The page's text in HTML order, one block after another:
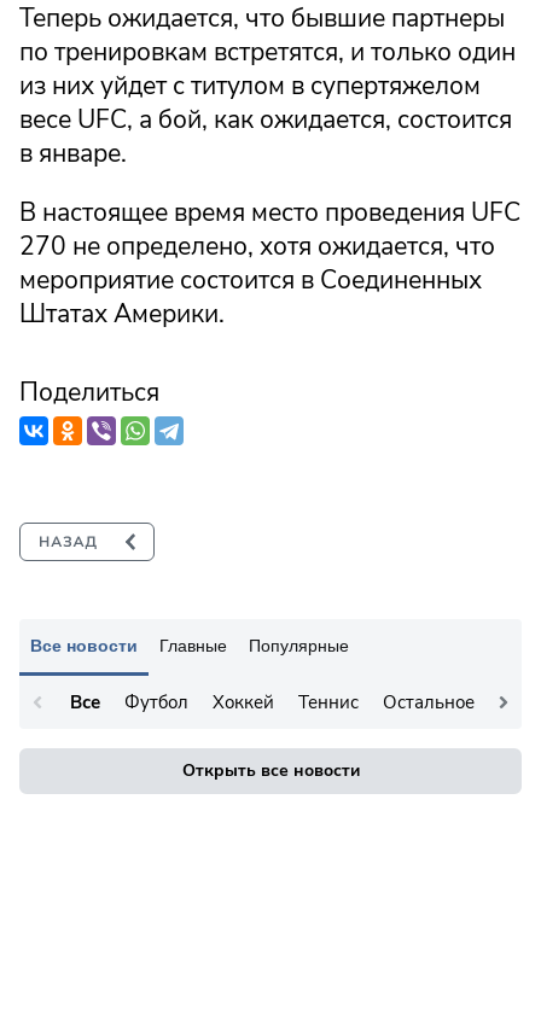
Все новости Главные Популярные
Все Футбол Хоккей Теннис Остальное
Открыть все новости
Теперь ожидается, что бывшие партнеры
по тренировкам встретятся, и только один
из них уйдет с титулом в супертяжелом
весе UFC, а бой, как ожидается, состоится
в январе.
В настоящее время место проведения UFC
270 не определено, хотя ожидается, что
мероприятие состоится в Соединенных
Штатах Америки.
Поделиться